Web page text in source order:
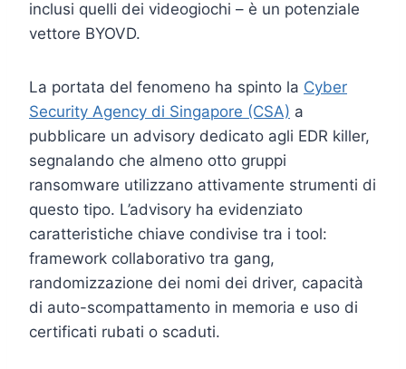
inclusi quelli dei videogiochi – è un potenziale
vettore BYOVD.
La portata del fenomeno ha spinto la Cyber
Security Agency di Singapore (CSA) a
pubblicare un advisory dedicato agli EDR killer,
segnalando che almeno otto gruppi
ransomware utilizzano attivamente strumenti di
questo tipo. L’advisory ha evidenziato
caratteristiche chiave condivise tra i tool:
framework collaborativo tra gang,
randomizzazione dei nomi dei driver, capacità
di auto-scompattamento in memoria e uso di
certificati rubati o scaduti.